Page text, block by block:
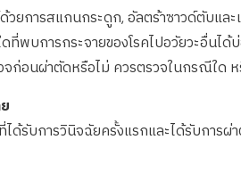
วยการสแกนกระดูก, อัลตร้าซาวด์ตับแล
ดที่พบการกระจายของโรคไปอวัยวะอื่น
จก่อนผ่าตัดหรือไม่ ควรตรวจในกรณีใด
ได้รับการวินิจฉัยครั้งแรกและได้รับการ